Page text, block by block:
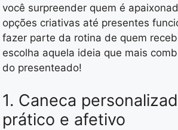
você surpreender quem é
opções criativas até presentes
fazer parte da rotina de quem
escolha aquela ideia que mais
do presenteado!
1. Caneca
prático e afetivo